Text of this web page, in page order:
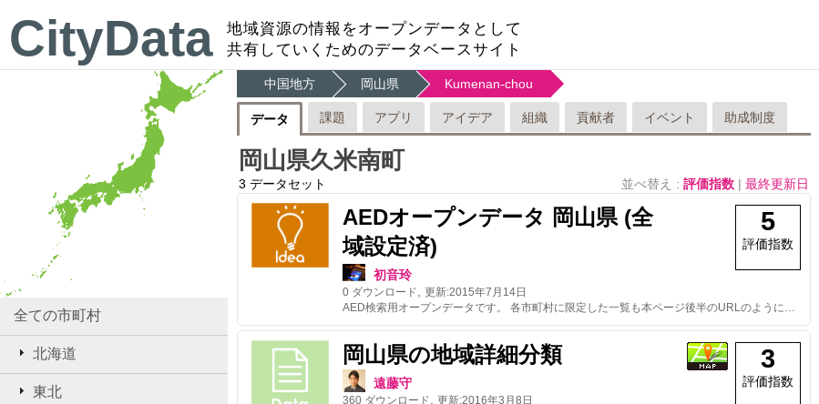
CityData
地域資源の情報をオープンデータとして
共有していくためのデータベースサイト
全ての市町村
北海道
東北
中国地方 岡山県 Kumenan-chou
データ 課題 アプリ アイデア 組織 貢献者 イベント 助成制度
岡山県久米南町
3 データセット 並べ替え : 評価指数 | 最終更新日
AEDオープンデータ 岡山県 (全
域設定済)
初音玲
0 ダウンロード 更新:2015年7月14日
5
評価指数
AED検索用オープンデータです。 各市町村に限定した一覧も本ページ後半のURLのように指定すれば取得可能です。
岡山県の地域詳細分類
遠藤守
360 ダウンロード 更新:2016年3月8日
3
評価指数